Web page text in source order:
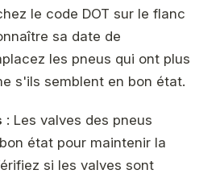
le code DOT sur le flanc
sa date de
les pneus qui ont plus
s'ils semblent en bon état.
: Les valves des pneus
état pour maintenir la
si les valves sont